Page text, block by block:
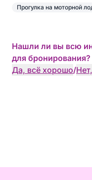
Прогулка на моторной
Нашли ли вы всю
для бронирования?
Да, всё хорошо/